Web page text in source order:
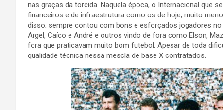
nas graças da torcida. Naquela época, o Internacional que
financeiros e de infraestrutura como os de hoje, muito
disso, sempre contou com bons e esforçados jogadores
Argel, Caíco e André e outros vindo de fora como Elson,
fora que praticavam muito bom futebol. Apesar de toda
qualidade técnica nessa mescla de base X contratados.